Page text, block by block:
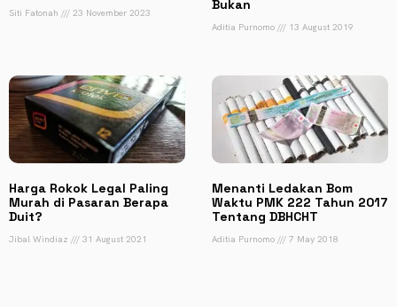
Siti Fatonah 23 November 2023
Bukan
Aditia Purnomo 13 August 2019
Harga Rokok Legal Paling
Murah di Pasaran Berapa
Duit?
Jibal Windiaz 31 August 2021
Menanti Ledakan Bom
Waktu PMK 222 Tahun 2017
Tentang DBHCHT
Aditia Purnomo 7 May 2018